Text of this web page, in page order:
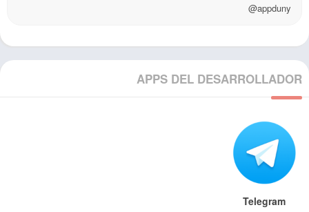
@appduny
APPS DEL DESARROLLADOR
Telegram